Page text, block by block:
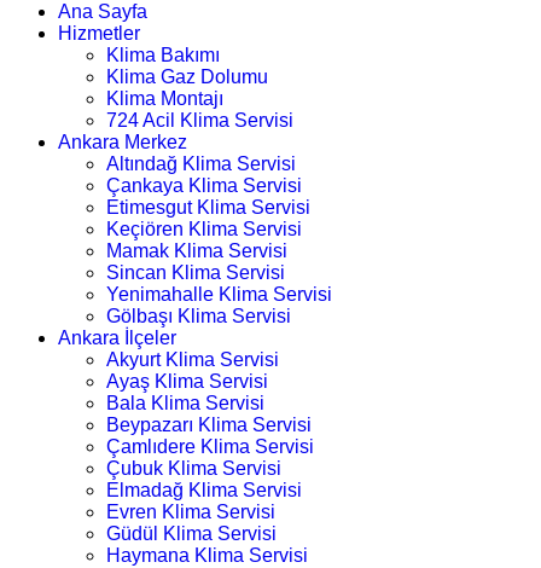
Ana Sayfa
Hizmetler
Klima Bakımı
Klima Gaz Dolumu
Klima Montajı
724 Acil Klima Servisi
Ankara Merkez
Altındağ Klima Servisi
Çankaya Klima Servisi
Etimesgut Klima Servisi
Keçiören Klima Servisi
Mamak Klima Servisi
Sincan Klima Servisi
Yenimahalle Klima Servisi
Gölbaşı Klima Servisi
Ankara İlçeler
Akyurt Klima Servisi
Ayaş Klima Servisi
Bala Klima Servisi
Beypazarı Klima Servisi
Çamlıdere Klima Servisi
Çubuk Klima Servisi
Elmadağ Klima Servisi
Evren Klima Servisi
Güdül Klima Servisi
Haymana Klima Servisi